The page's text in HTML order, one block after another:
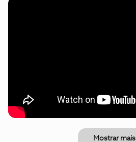
Mostrar mais